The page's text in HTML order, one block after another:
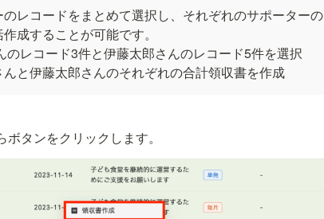
レコードをまとめて選択し、それぞれのサポーターの
成することが可能です。
のレコード3件と伊藤太郎さんのレコード5件を選択
伊藤太郎さんのそれぞれの合計領収書を作成
ボタンをクリックします。